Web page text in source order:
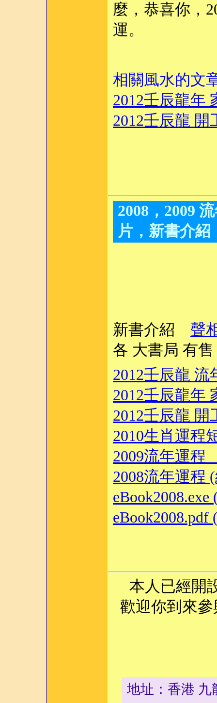
麼，恭喜你，
運。
相關風水的文
2012壬辰龍年
2012壬辰龍 開
2008，2009
片，新書介紹
新書介紹 聲
各 大書局 有
2012壬辰龍 流
2012壬辰龍年
2012壬辰龍 開
2010生肖運程
2009流年運
2008流年運程
本人已經
歡迎你到來
地址：香港 九